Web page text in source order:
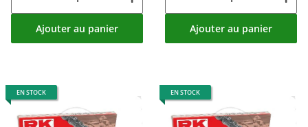
Ajouter au panier Ajouter au panier
EN STOCK EN STOCK